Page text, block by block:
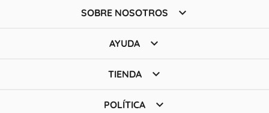
SOBRE NOSOTROS 
AYUDA 
TIENDA 
POLÍTICA 